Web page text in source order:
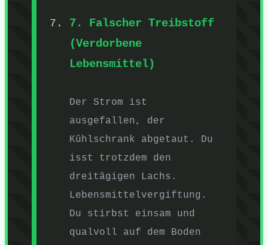
7. Falscher Treibstoff
(Verdorbene
Lebensmittel)
Der Strom ist
ausgefallen, der
Kühlschrank abgetaut. Du
isst trotzdem den
dreitägigen Lachs.
Lebensmittelvergiftung.
Du stirbst einsam und
qualvoll auf dem Boden